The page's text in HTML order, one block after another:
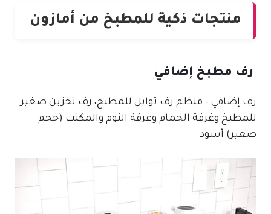
منتجات ذكية للمطبخ من أمازون
رف مطبخ إضافي
رف إضافي – منظم رف توابل للمطبخ، رف تخزين صغير
للمطبخ وغرفة الحمام وغرفة النوم والمكتب (حجم
صغير) أسود